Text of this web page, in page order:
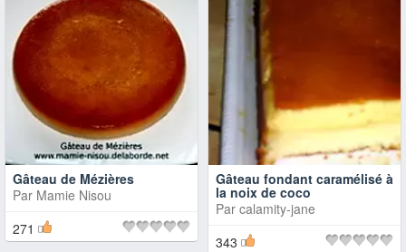
Gâteau de Mézières
Par Mamie Nisou
271
Gâteau fondant caramélisé à
la noix de coco
Par calamity-jane
343